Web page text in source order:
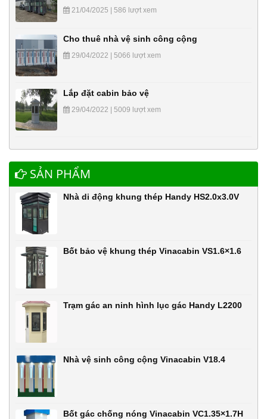
21/04/2025 | 586 lượt xem
Cho thuê nhà vệ sinh công cộng
29/04/2022 | 5066 lượt xem
Lắp đặt cabin bảo vệ
29/04/2022 | 5009 lượt xem
SẢN PHẨM
Nhà di động khung thép Handy HS2.0x3.0V
Bốt bảo vệ khung thép Vinacabin VS1.6×1.6
Trạm gác an ninh hình lục gác Handy L2200
Nhà vệ sinh công cộng Vinacabin V18.4
Bốt gác chống nóng Vinacabin VC1.35×1.7H